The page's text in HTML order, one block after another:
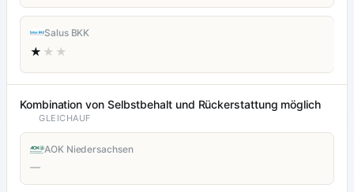
Salus BKK
★ ★★
Kombination von Selbstbehalt und Rückerstattung möglich
GLEICHAUF
AOK Niedersachsen
—